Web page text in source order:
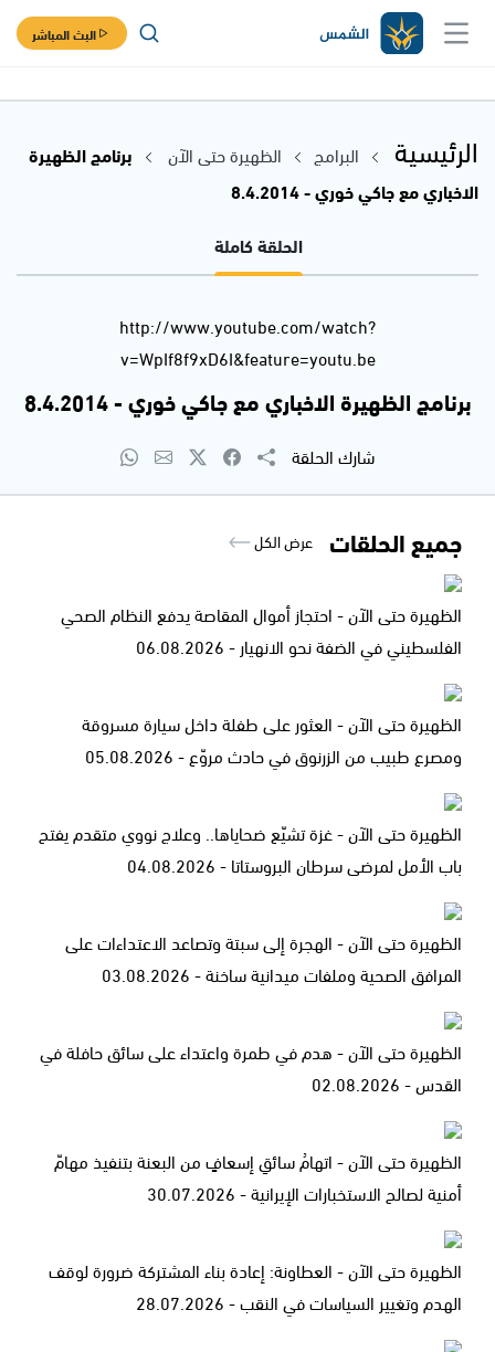
البث المباشر
الرئيسية البرامج الظهيرة حتى الآن
برنامج الظهيرة
الاخباري مع جاكي خوري - 8.4.2014
الحلقة كاملة
http://www.youtube.com/watch?
v=WpIf8f9xD6I&feature=youtu.be
برنامج الظهيرة الاخباري مع جاكي خوري - 8.4.2014
شارك الحلقة
جميع الحلقات عرض الكل
الظهيرة حتى الآن - احتجاز أموال المقاصة يدفع النظام الصحي
الفلسطيني في الضفة نحو الانهيار - 06.08.2026
الظهيرة حتى الآن - العثور على طفلة داخل سيارة مسروقة
ومصرع طبيب من الزرنوق في حادث مروّع - 05.08.2026
الظهيرة حتى الآن - غزة تشيّع ضحاياها.. وعلاج نووي متقدم يفتح
باب الأمل لمرضى سرطان البروستاتا - 04.08.2026
الظهيرة حتى الآن - الهجرة إلى سبتة وتصاعد الاعتداءات على
المرافق الصحية وملفات ميدانية ساخنة - 03.08.2026
الظهيرة حتى الآن - هدم في طمرة واعتداء على سائق حافلة في
القدس - 02.08.2026
الظهيرة حتى الآن - اتهامُ سائقِ إسعافٍ من البعنة بتنفيذ مهامّ
أمنية لصالح الاستخبارات الإيرانية - 30.07.2026
الظهيرة حتى الآن - العطاونة: إعادة بناء المشتركة ضرورة لوقف
الهدم وتغيير السياسات في النقب - 28.07.2026